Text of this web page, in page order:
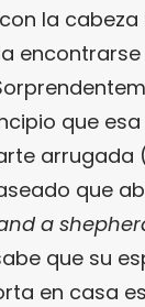
la
que
arrugada
que
a
que su
en casa